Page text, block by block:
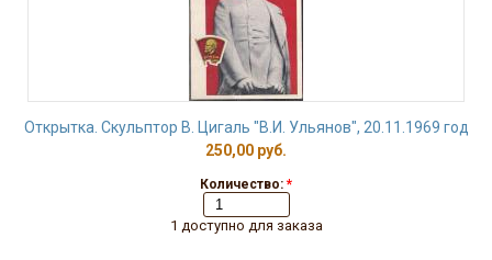
Открытка. Скульптор В. Цигаль "В.И. Ульянов", 20.11.1969 год
250,00 руб.
Количество: *
1 доступно для заказа